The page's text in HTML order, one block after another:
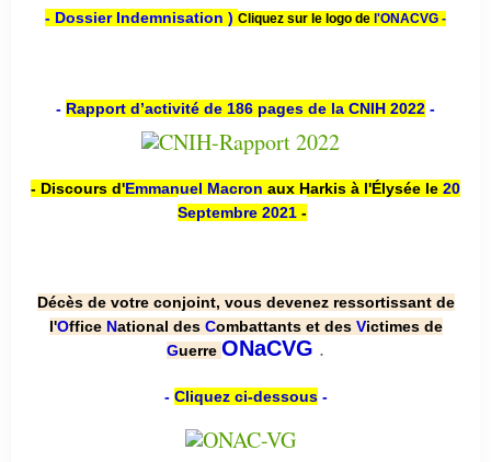
- Dossier Indemnisation ) Cliquez sur le logo de l'ONACVG -
- Rapport d’activité de 186 pages de la CNIH 2022 -
- Discours d'Emmanuel Macron aux Harkis à l'Élysée le 20
Septembre 2021 -
Décès de votre conjoint, vous devenez ressortissant de
l'Office National des Combattants et des Victimes de
Guerre ONaCVG .
- Cliquez ci-dessous-